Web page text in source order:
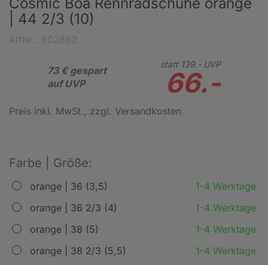
| 44 2/3 (10)
73 € gespart
auf UVP
statt 139.-UVP
66.-
Preis inkl. MwSt., zzgl. Versandkosten
Farbe | Größe:
orange | 36 (3,5)
1-4 Werktage
orange | 36 2/3 (4)
1-4 Werktage
orange | 38 (5)
1-4 Werktage
orange | 38 2/3 (5,5)
1-4 Werktage